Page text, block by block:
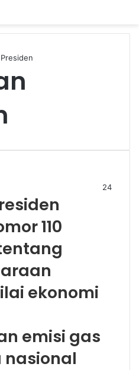
24
110
ekonomi
emisi gas
nasional